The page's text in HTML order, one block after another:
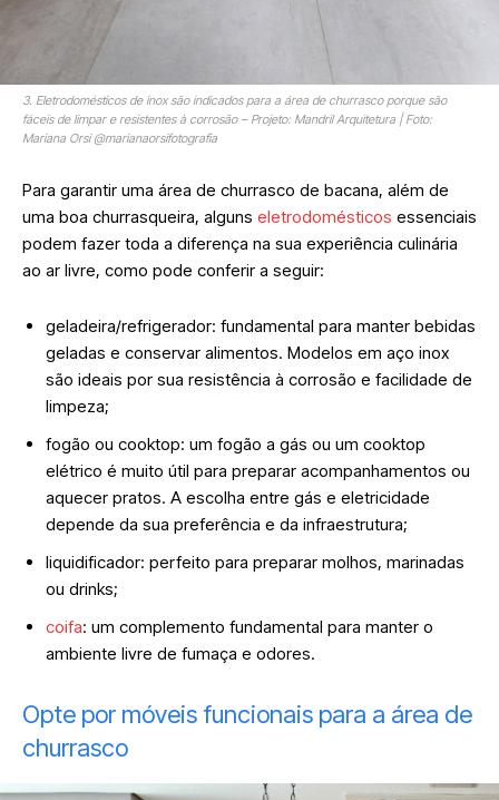
3. Eletrodomésticos de inox são indicados para a área de churrasco porque são
fáceis de limpar e resistentes à corrosão – Projeto: Mandril Arquitetura | Foto:
Mariana Orsi @marianaorsifotografia
Para garantir uma área de churrasco de bacana, além de
uma boa churrasqueira, alguns eletrodomésticos essenciais
podem fazer toda a diferença na sua experiência culinária
ao ar livre, como pode conferir a seguir:
geladeira/refrigerador: fundamental para manter bebidas
geladas e conservar alimentos. Modelos em aço inox
são ideais por sua resistência à corrosão e facilidade de
limpeza;
fogão ou cooktop: um fogão a gás ou um cooktop
elétrico é muito útil para preparar acompanhamentos ou
aquecer pratos. A escolha entre gás e eletricidade
depende da sua preferência e da infraestrutura;
liquidificador: perfeito para preparar molhos, marinadas
ou drinks;
coifa: um complemento fundamental para manter o
ambiente livre de fumaça e odores.
Opte por móveis funcionais para a área de
churrasco